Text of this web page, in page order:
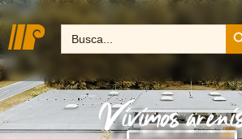
Buscar:
Vivimos